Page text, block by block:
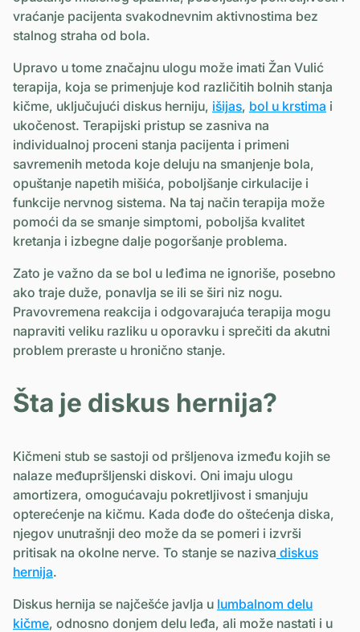
vraćanje pacijenta svakodnevnim aktivnostima bez
stalnog straha od bola.
Upravo u tome značajnu ulogu može imati Žan Vulić
terapija, koja se primenjuje kod različitih bolnih stanja
kičme, uključujući diskus herniju, išijas, bol u krstima i
ukočenost. Terapijski pristup se zasniva na
individualnoj proceni stanja pacijenta i primeni
savremenih metoda koje deluju na smanjenje bola,
opuštanje napetih mišića, poboljšanje cirkulacije i
funkcije nervnog sistema. Na taj način terapija može
pomoći da se smanje simptomi, poboljša kvalitet
kretanja i izbegne dalje pogoršanje problema.
Zato je važno da se bol u leđima ne ignoriše, posebno
ako traje duže, ponavlja se ili se širi niz nogu.
Pravovremena reakcija i odgovarajuća terapija mogu
napraviti veliku razliku u oporavku i sprečiti da akutni
problem preraste u hronično stanje.
Šta je diskus hernija?
Kičmeni stub se sastoji od pršljenova između kojih se
nalaze međupršljenski diskovi. Oni imaju ulogu
amortizera, omogućavaju pokretljivost i smanjuju
opterećenje na kičmu. Kada dođe do oštećenja diska,
njegov unutrašnji deo može da se pomeri i izvrši
pritisak na okolne nerve. To stanje se naziva diskus
hernija.
Diskus hernija se najčešće javlja u lumbalnom delu
kičme, odnosno donjem delu leđa, ali može nastati i u